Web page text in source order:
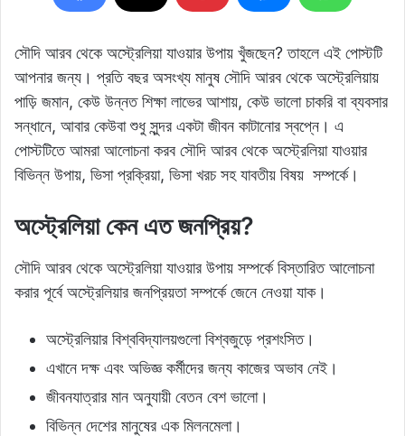
সৌদি আরব থেকে অস্ট্রেলিয়া যাওয়ার উপায় খুঁজছেন? তাহলে এই পোস্টটি
আপনার জন্য। প্রতি বছর অসংখ্য মানুষ সৌদি আরব থেকে অস্ট্রেলিয়ায়
পাড়ি জমান, কেউ উন্নত শিক্ষা লাভের আশায়, কেউ ভালো চাকরি বা ব্যবসার
সন্ধানে, আবার কেউবা শুধু সুন্দর একটা জীবন কাটানোর স্বপ্নে। এ
পোস্টটিতে আমরা আলোচনা করব সৌদি আরব থেকে অস্ট্রেলিয়া যাওয়ার
বিভিন্ন উপায়, ভিসা প্রক্রিয়া, ভিসা খরচ সহ যাবতীয় বিষয় সম্পর্কে।
অস্ট্রেলিয়া কেন এত জনপ্রিয়?
সৌদি আরব থেকে অস্ট্রেলিয়া যাওয়ার উপায় সম্পর্কে বিস্তারিত আলোচনা
করার পূর্বে অস্ট্রেলিয়ার জনপ্রিয়তা সম্পর্কে জেনে নেওয়া যাক।
অস্ট্রেলিয়ার বিশ্ববিদ্যালয়গুলো বিশ্বজুড়ে প্রশংসিত।
এখানে দক্ষ এবং অভিজ্ঞ কর্মীদের জন্য কাজের অভাব নেই।
জীবনযাত্রার মান অনুযায়ী বেতন বেশ ভালো।
বিভিন্ন দেশের মানুষের এক মিলনমেলা।